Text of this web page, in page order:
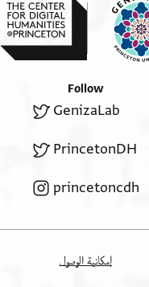
Follow
GenizaLab
PrincetonDH
princetoncdh
إمكانية الوصول